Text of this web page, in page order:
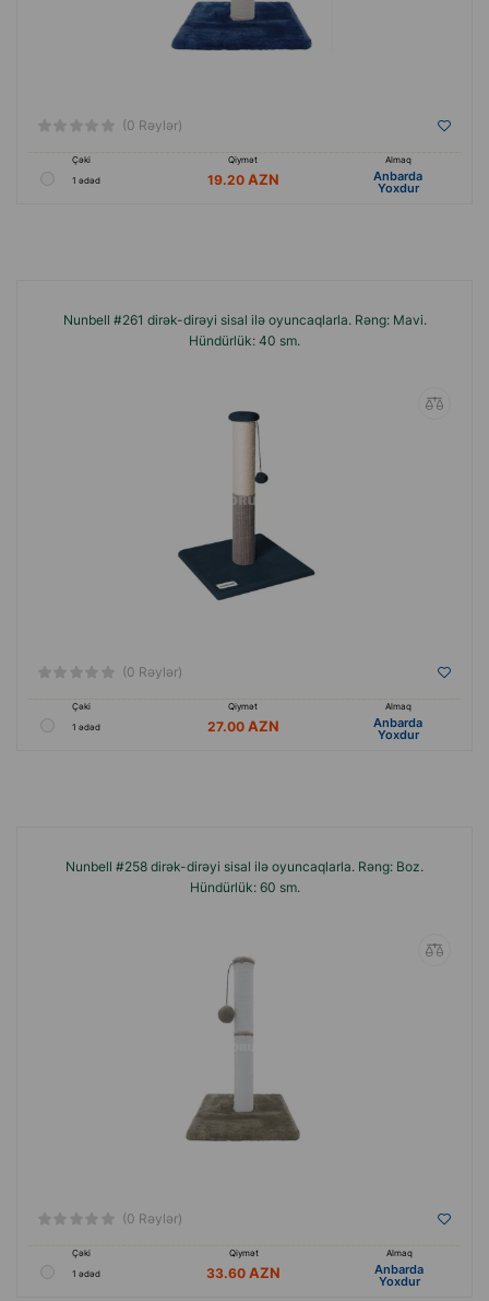
(0 Rəylər)
Çəki Qiymət
Almaq
1 ədəd
19.20 Anbarda
Yoxdur
Nunbell #261 dirək-dirəyi sisal ilə oyuncaqlarla. Rəng: Mavi.
Hündürlük: 40 sm.
(0 Rəylər)
Çəki Qiymət
Almaq
1 ədəd
27.00 Anbarda
Yoxdur
Nunbell #258 dirək-dirəyi sisal ilə oyuncaqlarla. Rəng: Boz.
Hündürlük: 60 sm.
(0 Rəylər)
Çəki Qiymət
Almaq
1 ədəd
33.60 Anbarda
Yoxdur